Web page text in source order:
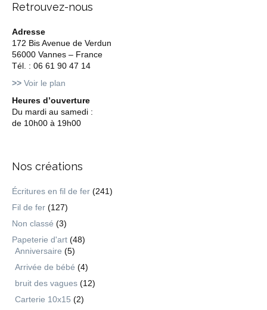
Retrouvez-nous
Adresse
172 Bis Avenue de Verdun
56000 Vannes – France
Tél. : 06 61 90 47 14
>> Voir le plan
Heures d’ouverture
Du mardi au samedi :
de 10h00 à 19h00
Nos créations
Écritures en fil de fer (241)
Fil de fer (127)
Non classé (3)
Papeterie d'art (48)
Anniversaire (5)
Arrivée de bébé (4)
bruit des vagues (12)
Carterie 10x15 (2)